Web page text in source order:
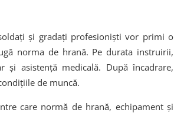
și gradați profesioniști vor primi o
norma de hrană. Pe durata instruirii,
și asistență medicală. După încadrare,
de muncă.
care normă de hrană, echipament și